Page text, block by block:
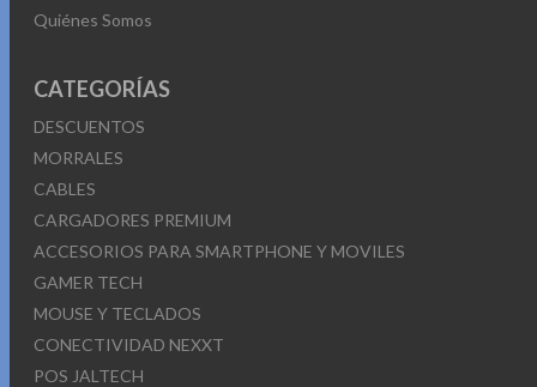
Quiénes Somos
CATEGORÍAS
DESCUENTOS
MORRALES
CABLES
CARGADORES PREMIUM
ACCESORIOS PARA SMARTPHONE Y MOVILES
GAMER TECH
MOUSE Y TECLADOS
CONECTIVIDAD NEXXT
POS JALTECH